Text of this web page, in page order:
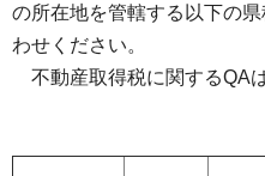
の所在地を管轄する以下の
わせください。
不動産取得税に関するQA